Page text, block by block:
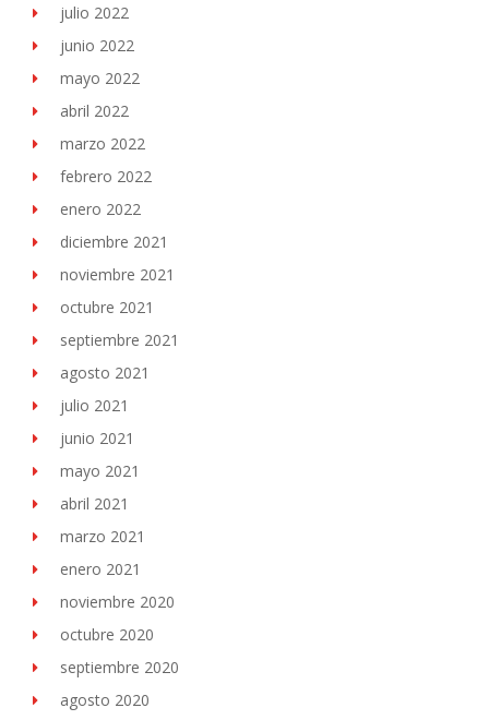
julio 2022
junio 2022
mayo 2022
abril 2022
marzo 2022
febrero 2022
enero 2022
diciembre 2021
noviembre 2021
octubre 2021
septiembre 2021
agosto 2021
julio 2021
junio 2021
mayo 2021
abril 2021
marzo 2021
enero 2021
noviembre 2020
octubre 2020
septiembre 2020
agosto 2020